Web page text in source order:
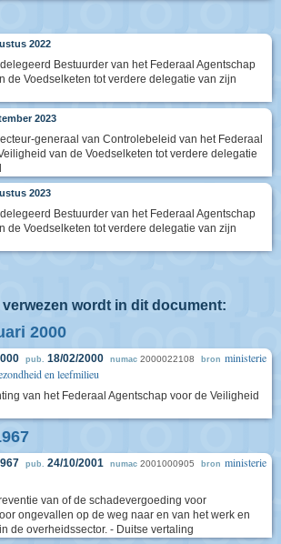
2022
Bestuurder van het Federaal Agentschap
de Voedselketen tot verdere delegatie van zijn
2023
generaal van Controlebeleid van het Federaal
van de Voedselketen tot verdere delegatie
2023
Bestuurder van het Federaal Agentschap
de Voedselketen tot verdere delegatie van zijn
wordt in dit document:
2000
pub. 18/02/2000 numac 2000022108 bron ministerie
en leefmilieu
van het Federaal Agentschap voor de Veiligheid
pub. 24/10/2001 numac 2001000905 bron ministerie
van of de schadevergoeding voor
ongevallen op de weg naar en van het werk en
de overheidssector. - Duitse vertaling